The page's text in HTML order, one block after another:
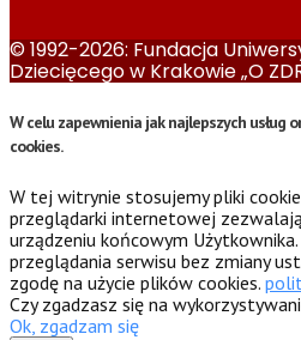
© 1992-2026: Fundacja
Dziecięcego w Krakowie „O
W celu zapewnienia jak najlepszych usług
cookies.
W tej witrynie stosujemy pliki
przeglądarki internetowej
urządzeniu końcowym
przeglądania serwisu bez zmiany
zgodę na użycie plików cookies.
Czy zgadzasz się na
Ok, zgadzam się